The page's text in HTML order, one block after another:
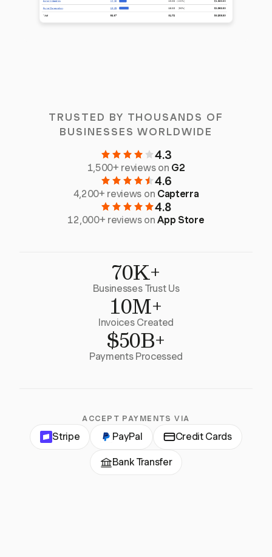
TRUSTED BY THOUSANDS OF
BUSINESSES WORLDWIDE
4.3
1,500+ reviews on G2
4.6
4,200+ reviews on Capterra
4.8
12,000+ reviews onApp Store
70K+
Businesses Trust Us
10M+
Invoices Created
$50B+
Payments Processed
ACCEPT PAYMENTS VIA
Stripe PayPal Credit Cards
Bank Transfer